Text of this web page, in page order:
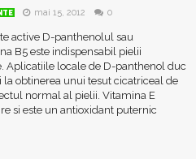
mai 15, 2012 0
active D-panthenolul sau
B5 este indispensabil pielii
Aplicatiile locale de D-panthenol duc
obtinerea unui tesut cicatriceal de
normal al pielii. Vitamina E
si este un antioxidant puternic